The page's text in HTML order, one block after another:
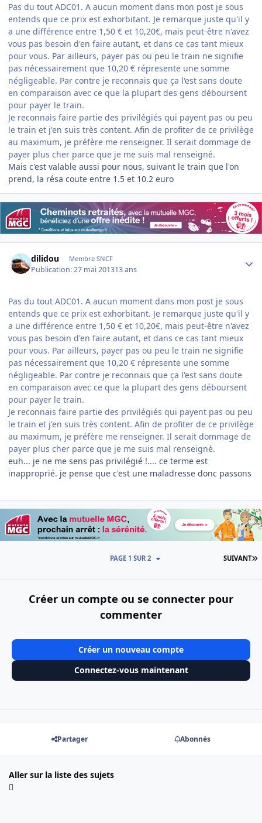
Pas du tout ADC01. A aucun moment dans mon post je sous
entends que ce prix est exhorbitant. Je remarque juste qu'il y
a une différence entre 1,50 € et 10,20€, mais peut-être n'avez
vous pas besoin d'en faire autant, et dans ce cas tant mieux
pour vous. Par ailleurs, payer pas ou peu le train ne signifie
pas nécessairement que 10,20 € répresente une somme
négligeable. Par contre je reconnais que ça l'est sans doute
en comparaison avec ce que la plupart des gens déboursent
pour payer le train.
Je reconnais faire partie des privilégiés qui payent pas ou peu
le train et j'en suis très content. Afin de profiter de ce privilège
au maximum, je préfère me renseigner. Il serait dommage de
payer plus cher parce que je me suis mal renseigné.
Mais c'est valable aussi pour nous, suivant le train que l'on
prend, la résa coute entre 1.5 et 10.2 euro
dilidou Membre SNCF
Publication:27 mai 201313 ans
Pas du tout ADC01. A aucun moment dans mon post je sous
entends que ce prix est exhorbitant. Je remarque juste qu'il y
a une différence entre 1,50 € et 10,20€, mais peut-être n'avez
vous pas besoin d'en faire autant, et dans ce cas tant mieux
pour vous. Par ailleurs, payer pas ou peu le train ne signifie
pas nécessairement que 10,20 € répresente une somme
négligeable. Par contre je reconnais que ça l'est sans doute
en comparaison avec ce que la plupart des gens déboursent
pour payer le train.
Je reconnais faire partie des privilégiés qui payent pas ou peu
le train et j'en suis très content. Afin de profiter de ce privilège
au maximum, je préfère me renseigner. Il serait dommage de
payer plus cher parce que je me suis mal renseigné.
euh... je ne me sens pas privilégié !.... ce terme est
inapproprié. je pense que c'est une maladresse donc passons
SUIVANT
PAGE 1 SUR 2
Créer un compte ou se connecter pour
commenter
Créer un nouveau compte
Connectez-vous maintenant
Partager Abonnés
Aller sur la liste des sujets